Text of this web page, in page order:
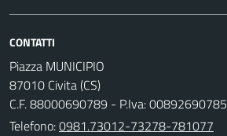
CONTATTI
Piazza MUNICIPIO
87010 Civita (CS)
C.F. 88000690789 - P.Iva: 00892690785
Telefono:0981.73012-73278-781077